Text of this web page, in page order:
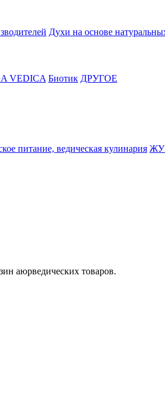
Духи на основе
VEDICA Биотик ДРУГОЕ
питание, ведическая кулинария
аюрведических товаров.